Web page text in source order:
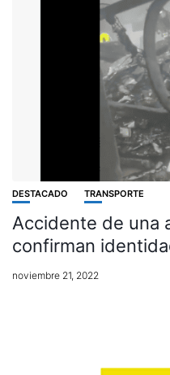
DESTACADO TRANSPORTE
Accidente de una
confirman
noviembre 21, 2022